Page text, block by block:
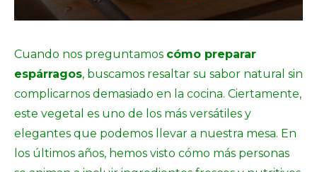
Cuando nos preguntamos cómo preparar
espárragos, buscamos resaltar su sabor natural sin
complicarnos demasiado en la cocina. Ciertamente,
este vegetal es uno de los más versátiles y
elegantes que podemos llevar a nuestra mesa. En
los últimos años, hemos visto cómo más personas